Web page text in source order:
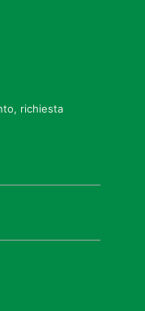
richiesta